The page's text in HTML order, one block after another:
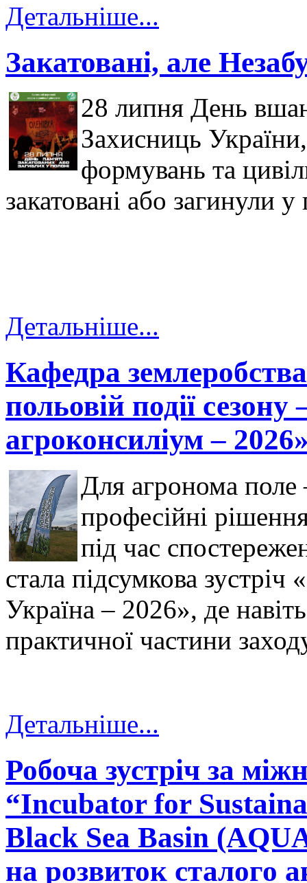
Детальніше...
Закатовані, але
28 липня День
Захисниць
формувань та
закатовані або загинули у
Детальніше...
Кафедра
польовій події
агроконсиліум –
Для агронома поле
професійні
під час
стала підсумкова
Україна – 2026», де
практичної частини
Детальніше...
Робоча зустріч за
“Incubator for
Black Sea Basin
на розвиток сталого